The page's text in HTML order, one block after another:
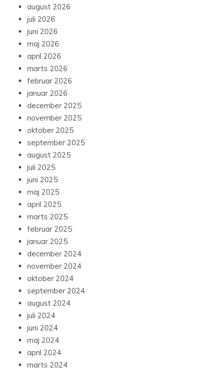
august 2026
juli 2026
juni 2026
maj 2026
april 2026
marts 2026
februar 2026
januar 2026
december 2025
november 2025
oktober 2025
september 2025
august 2025
juli 2025
juni 2025
maj 2025
april 2025
marts 2025
februar 2025
januar 2025
december 2024
november 2024
oktober 2024
september 2024
august 2024
juli 2024
juni 2024
maj 2024
april 2024
marts 2024